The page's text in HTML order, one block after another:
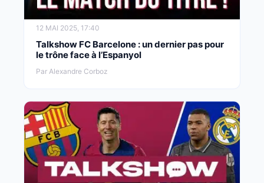
12 MAI 2025, 17:40
Talkshow FC Barcelone : un dernier pas pour
le trône face à l’Espanyol
Par Alexandre Corboz